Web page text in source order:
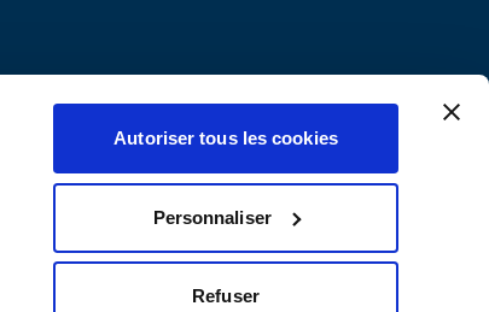
Autoriser tous les cookies
Personnaliser
Refuser